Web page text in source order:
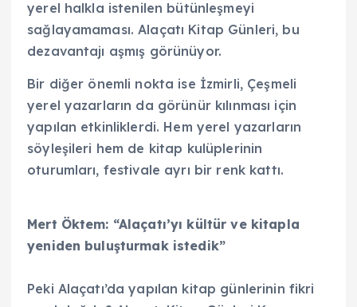
yerel halkla istenilen bütünleşmeyi
sağlayamaması. Alaçatı Kitap Günleri, bu
dezavantajı aşmış görünüyor.
Bir diğer önemli nokta ise İzmirli, Çeşmeli
yerel yazarların da görünür kılınması için
yapılan etkinliklerdi. Hem yerel yazarların
söyleşileri hem de kitap kulüplerinin
oturumları, festivale ayrı bir renk kattı.
Mert Öktem: “Alaçatı’yı kültür ve kitapla
yeniden buluşturmak istedik”
Peki Alaçatı’da yapılan kitap günlerinin fikri